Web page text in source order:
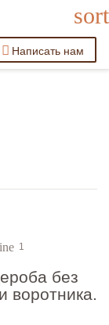
sort
Написать нам
1
без
воротника.